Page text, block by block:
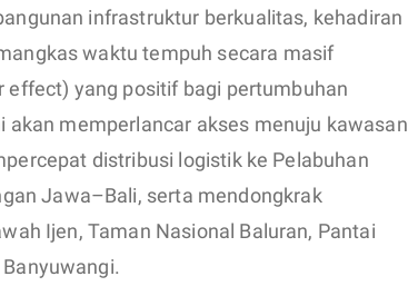
infrastruktur berkualitas, kehadiran
waktu tempuh secara masif
yang positif bagi pertumbuhan
memperlancar akses menuju kawasan
distribusi logistik ke Pelabuhan
Jawa–Bali, serta mendongkrak
Ijen, Taman Nasional Baluran, Pantai